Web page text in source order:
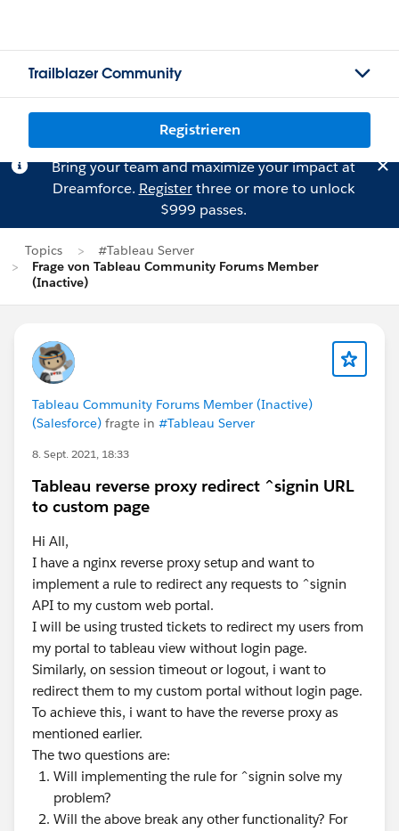
Trailblazer Community
Registrieren
Bring your team and maximize your impact at
Dreamforce. Registerthree or more to unlock
$999 passes.
Topics
#Tableau Server
Frage von Tableau Community Forums Member
(Inactive)
Tableau Community Forums Member (Inactive)
(Salesforce) fragte in #Tableau Server
8. Sept. 2021, 18:33
Tableau reverse proxy redirect ^signin URL
to custom page
Hi All,
I have a nginx reverse proxy setup and want to
implement a rule to redirect any requests to ^signin
API to my custom web portal.
I will be using trusted tickets to redirect my users from
my portal to tableau view without login page.
Similarly, on session timeout or logout, i want to
redirect them to my custom portal without login page.
To achieve this, i want to have the reverse proxy as
mentioned earlier.
The two questions are:
Will implementing the rule for ^signin solve my
problem?
Will the above break any other functionality? For